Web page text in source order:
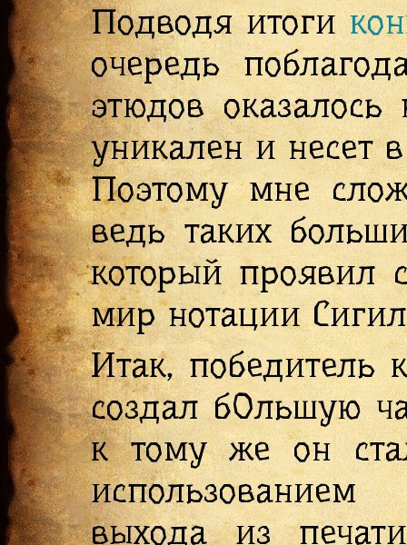
Подводя итоги
очередь
этюдов
уникален и несет
Поэтому мне
ведь таких
который проявил
мир нотации
Итак, победитель
создал бОльшую
к тому же он
выхода из